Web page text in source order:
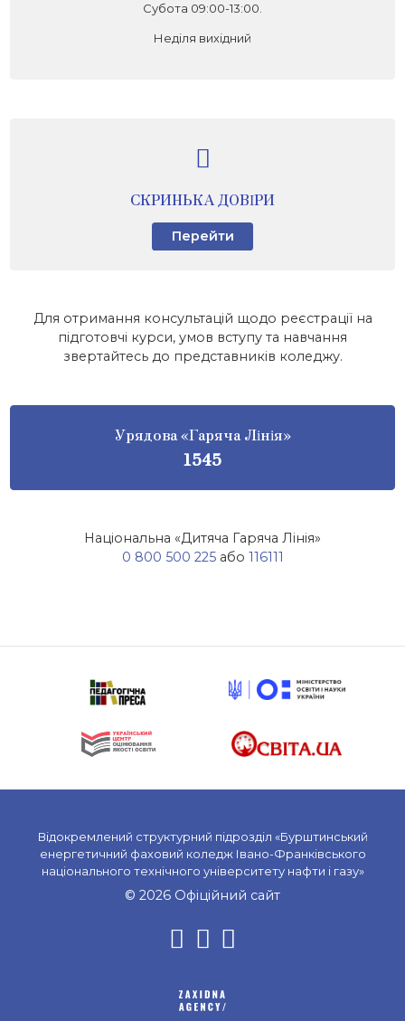
Субота 09:00-13:00.
Неділя вихідний
СКРИНЬКА ДОВІРИ
Перейти
Для отримання консультацій щодо реєстрації на
підготовчі курси, умов вступу та навчання
звертайтесь до представників коледжу.
Урядова «Гаряча Лінія»
1545
Національна «Дитяча Гаряча Лінія»
0 800 500 225або 116111
Відокремлений структурний підрозділ «Бурштинський
енергетичний фаховий коледж Івано-Франківського
національного технічного університету нафти і газу»
© 2026 Офіційний сайт